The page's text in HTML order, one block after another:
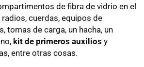
de fibra de vidrio en el
cuerdas, equipos de
tomas de carga, un hacha, un
kit de primeros auxilios y
entre otras cosas.